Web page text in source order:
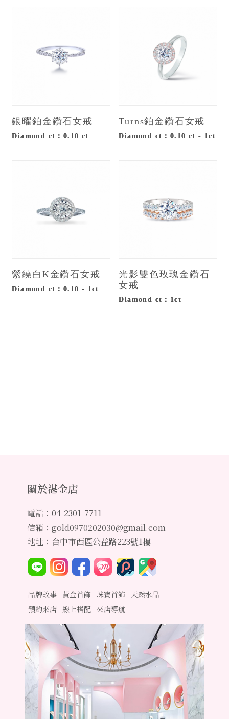
銀曜鉑金鑽石女戒
Diamond ct：0.10 ct
Turns鉑金鑽石女戒
Diamond ct：0.10 ct - 1ct
縈繞白K金鑽石女戒
Diamond ct：0.10 - 1ct
光影雙色玫瑰金鑽石
女戒
Diamond ct：1ct
關於湛金店
電話：04-2301-7711
信箱：gold0970202030@gmail.com
地址：台中市西區公益路223號1樓
品牌故事 黃金首飾 珠寶首飾 天然水晶
預約來店
線上搭配 來店導航